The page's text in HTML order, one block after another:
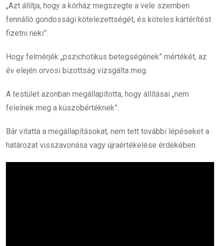
„Azt állítja, hogy a kórház megszegte a vele szemben
fennálló gondossági kötelezettségét, és köteles kártérítést
fizetni neki”.
Hogy felmérjék „pszichotikus betegségének” mértékét, az
év elején orvosi bizottság vizsgálta meg.
A testület azonban megállapította, hogy állításai „nem
felelnek meg a küszöbértéknek”.
Bár vitatta a megállapításokat, nem tett további lépéseket a
határozat visszavonása vagy újraértékelése érdekében.